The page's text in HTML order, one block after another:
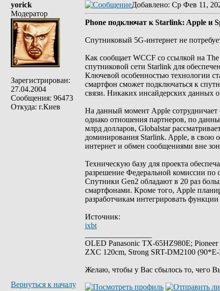
yorick
Модератор
Зарегистрирован:
27.04.2004
Сообщения: 96473
Откуда: г.Киев
Добавлено: Ср Фев 11,
Phone подключат к Starlink: Apple и
Спутниковый 5G-интернет не
Как сообщает WCCF со ссылкой на
спутниковой сети Starlink для
Ключевой особенностью технологии
смартфон сможет подключаться к
связи. Никаких инсайдерских данных
На данный момент Apple
однако отношения партнеров, по
млрд долларов, Globalstar
доминирования Starlink. Apple, в свою
интернет и обмен сообщениями вне
Техническую базу для проекта
разрешение Федеральной комиссии
Спутники Gen2 обладают в 20 раз
смартфонами. Кроме того, Apple
разработчикам интегрировать
Источник:
ixbt
OLED Panasonic TX-65HZ980E;
ZXC 120cm, Strong SRT-DM2100
Желаю, чтобы у Вас сбылось то, чего
Вернуться к началу